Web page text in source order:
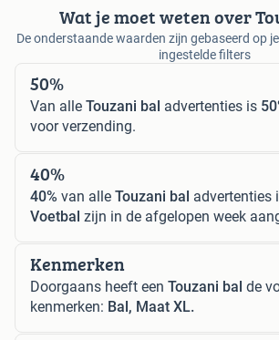
Wat je moet weten over
De onderstaande waarden zijn gebaseerd op
ingestelde filters
50%
Van alle Touzani bal advertenties is
voor verzending.
40%
40% van alle Touzani bal advertenties
Voetbal zijn in de afgelopen week
Kenmerken
Doorgaans heeft een Touzani bal de
kenmerken: Bal, Maat XL.